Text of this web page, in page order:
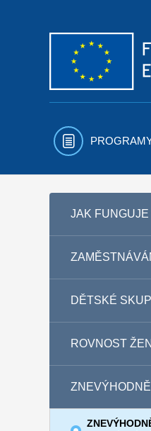
JAK FUNGUJE
DĚTSKÉ
ROVNOST